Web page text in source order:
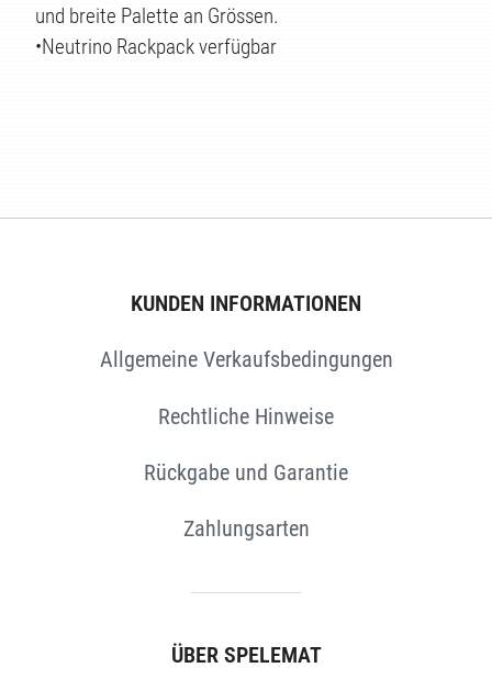
und breite Palette an Grössen.
•Neutrino Rackpack verfügbar
KUNDEN INFORMATIONEN
Allgemeine Verkaufsbedingungen
Rechtliche Hinweise
Rückgabe und Garantie
Zahlungsarten
ÜBER SPELEMAT